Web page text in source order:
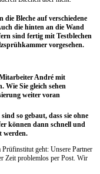
Bleche auf verschiedene
die hinten an die Wand
sind fertig mit Testblechen
vorgesehen.
André mit
Wie Sie gleich sehen
weiter voran
so gebaut, dass sie ohne
können dann schnell und
werden.
geht: Unsere Partner
Zeit problemlos per Post. Wir